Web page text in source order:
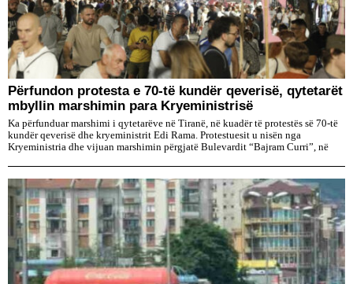
Përfundon protesta e 70-të kundër qeverisë, qytetarët
mbyllin marshimin para Kryeministrisë
Ka përfunduar marshimi i qytetarëve në Tiranë, në kuadër të protestës së 70-të
kundër qeverisë dhe kryeministrit Edi Rama. Protestuesit u nisën nga
Kryeministria dhe vijuan marshimin përgjatë Bulevardit “Bajram Curri”, në